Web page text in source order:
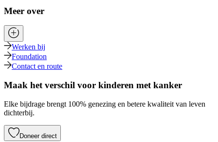
Meer over
Werken bij
Foundation
Contact en route
Maak het verschil voor kinderen met kanker
Elke bijdrage brengt 100% genezing en betere kwaliteit van leven
dichterbij.
Doneer direct